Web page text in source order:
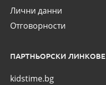
Лични данни
Отговорности
ПАРТНЬОРСКИ ЛИНКОВЕ
kidstime.bg